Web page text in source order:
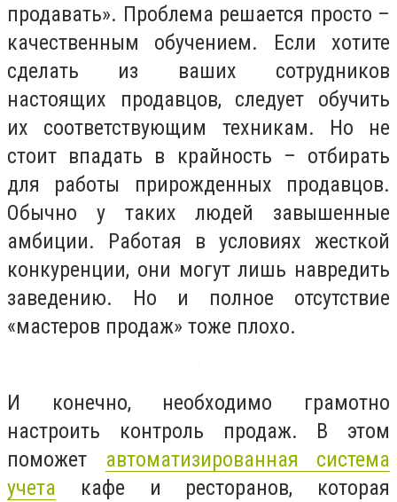
продавать». Проблема решается просто –
качественным обучением. Если хотите
сделать из ваших сотрудников
настоящих продавцов, следует обучить
их соответствующим техникам. Но не
стоит впадать в крайность – отбирать
для работы прирожденных продавцов.
Обычно у таких людей завышенные
амбиции. Работая в условиях жесткой
конкуренции, они могут лишь навредить
заведению. Но и полное отсутствие
«мастеров продаж» тоже плохо.
И конечно, необходимо грамотно
настроить контроль продаж. В этом
поможет автоматизированная система
учета кафе и ресторанов, которая